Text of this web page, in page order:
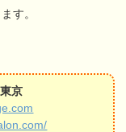
す。
京